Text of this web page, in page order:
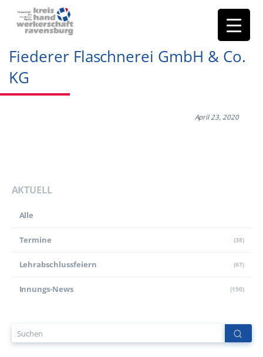
Fiederer Flaschnerei GmbH & Co.
KG
April 23, 2020
AKTUELL
Alle
Termine (38)
Lehr­abschluss­feiern (67)
Innungs-News (150)